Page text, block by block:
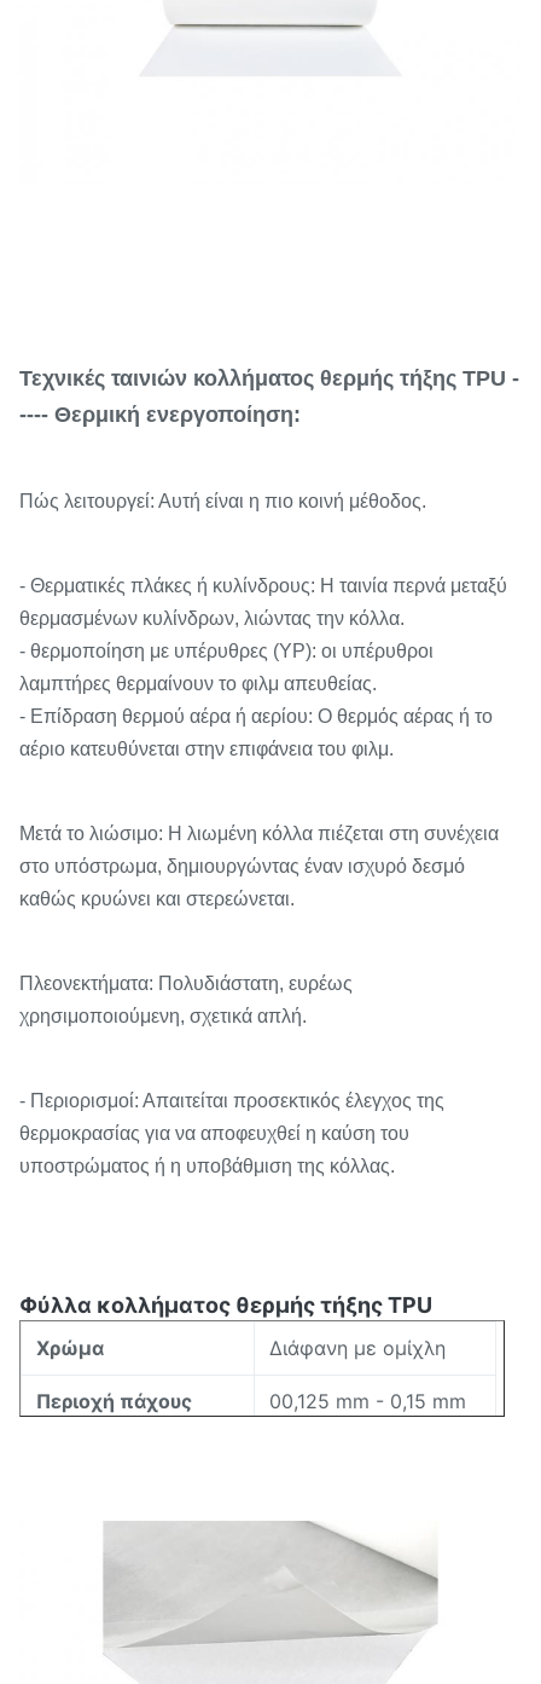
Τεχνικές ταινιών κολλήματος θερμής τήξης TPU -
---- Θερμική ενεργοποίηση:
Πώς λειτουργεί: Αυτή είναι η πιο κοινή μέθοδος.
- Θερματικές πλάκες ή κυλίνδρους: Η ταινία περνά μεταξύ
θερμασμένων κυλίνδρων, λιώντας την κόλλα.
- θερμοποίηση με υπέρυθρες (ΥΡ): οι υπέρυθροι
λαμπτήρες θερμαίνουν το φιλμ απευθείας.
- Επίδραση θερμού αέρα ή αερίου: Ο θερμός αέρας ή το
αέριο κατευθύνεται στην επιφάνεια του φιλμ.
Μετά το λιώσιμο: Η λιωμένη κόλλα πιέζεται στη συνέχεια
στο υπόστρωμα, δημιουργώντας έναν ισχυρό δεσμό
καθώς κρυώνει και στερεώνεται.
Πλεονεκτήματα: Πολυδιάστατη, ευρέως
χρησιμοποιούμενη, σχετικά απλή.
- Περιορισμοί: Απαιτείται προσεκτικός έλεγχος της
θερμοκρασίας για να αποφευχθεί η καύση του
υποστρώματος ή η υποβάθμιση της κόλλας.
Φύλλα κολλήματος θερμής τήξης TPU
Χρώμα Διάφανη με ομίχλη
Περιοχή πάχους 00,125 mm - 0,15 mm
110-145°C
12±5cm3/10min
Σκληρότητα 85±3 (Ακτή Α)